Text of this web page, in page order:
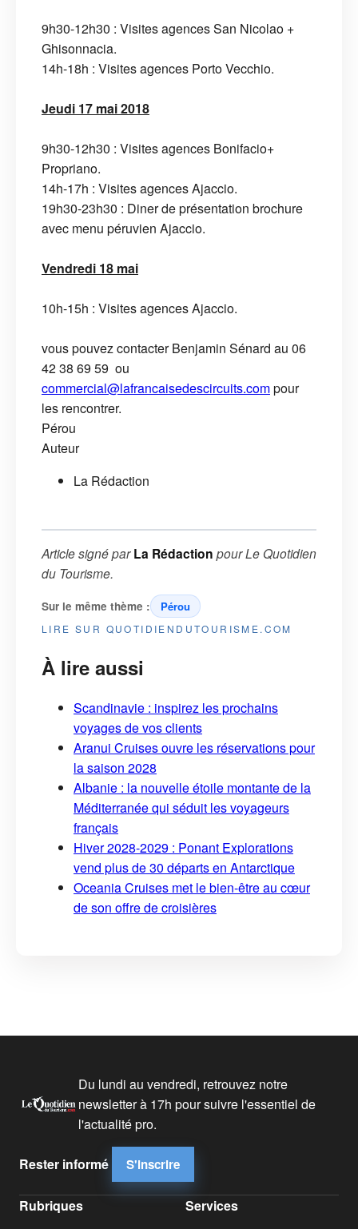
9h30-12h30 : Visites agences San Nicolao +
Ghisonnacia.
14h-18h : Visites agences Porto Vecchio.
Jeudi 17 mai 2018
9h30-12h30 : Visites agences Bonifacio+
Propriano.
14h-17h : Visites agences Ajaccio.
19h30-23h30 : Diner de présentation brochure
avec menu péruvien Ajaccio.
Vendredi 18 mai
10h-15h : Visites agences Ajaccio.
vous pouvez contacter Benjamin Sénard au 06
42 38 69 59 ou
commercial@lafrancaisedescircuits.compour
les rencontrer.
Pérou
Auteur
La Rédaction
Article signé parLa Rédaction pourLe Quotidien
du Tourisme.
Sur le même thème : Pérou
LIRE SUR QUOTIDIENDUTOURISME.COM
À lire aussi
Scandinavie : inspirez les prochains
voyages de vos clients
Aranui Cruises ouvre les réservations pour
la saison 2028
Albanie : la nouvelle étoile montante de la
Méditerranée qui séduit les voyageurs
français
Hiver 2028-2029 : Ponant Explorations
vend plus de 30 départs en Antarctique
Oceania Cruises met le bien-être au cœur
de son offre de croisières
Du lundi au vendredi, retrouvez notre
newsletter à 17h pour suivre l'essentiel de
l'actualité pro.
Rester informé S'inscrire
Rubriques Services